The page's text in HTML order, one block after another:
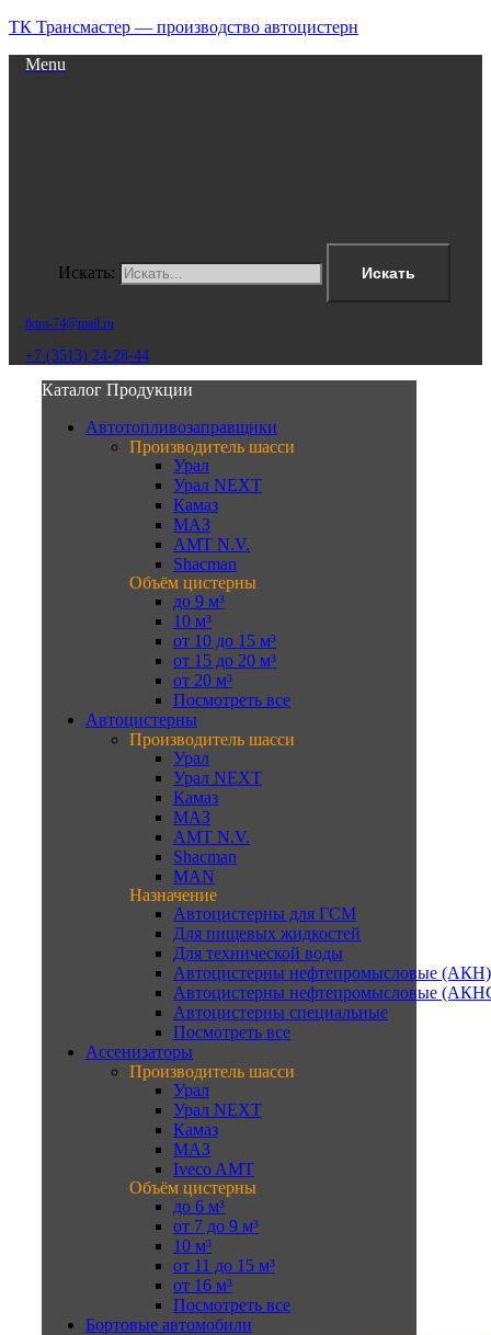
ТК Трансмастер — производство автоцистерн
Menu
Искать: Искать
tktm-74@mail.ru
+7 (3513) 24-28-44
Каталог Продукции
Автотопливозаправщики
Производитель шасси
Урал
Урал NEXT
Камаз
МАЗ
AMT N.V.
Shacman
Объём цистерны
до 9 м³
10 м³
от 10 до 15 м³
от 15 до 20 м³
от 20 м³
Посмотреть все
Автоцистерны
Производитель шасси
Урал
Урал NEXT
Камаз
МАЗ
AMT N.V.
Shacman
MAN
Назначение
Автоцистерны для ГСМ
Для пищевых жидкостей
Для технической воды
Автоцистерны нефтепромысловые (АКН)
Автоцистерны нефтепромысловые
Автоцистерны специальные
Посмотреть все
Ассенизаторы
Производитель шасси
Урал
Урал NEXT
Камаз
МАЗ
Iveco AMT
Объём цистерны
до 6 м³
от 7 до 9 м³
10 м³
от 11 до 15 м³
от 16 м³
Посмотреть все
Бортовые автомобили